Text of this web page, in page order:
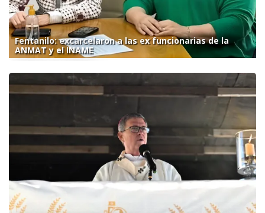
Fentanilo: excarcelaron a las ex funcionarias de la
ANMAT y el INAME